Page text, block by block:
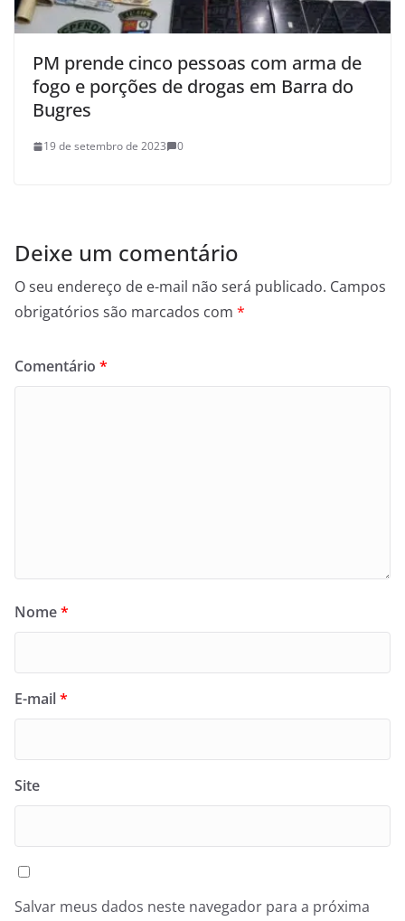
PM prende cinco pessoas com arma de
fogo e porções de drogas em Barra do
Bugres
19 de setembro de 2023 0
Deixe um comentário
O seu endereço de e-mail não será publicado. Campos
obrigatórios são marcados com *
Comentário *
Nome*
E-mail*
Site
Salvar meus dados neste navegador para a próxima